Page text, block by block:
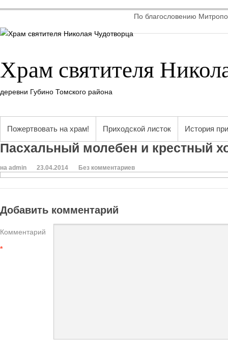
По благословению
Храм святителя
деревни Губино Томского района
Пожертвовать на храм! Приходской листок История
Пасхальный молебен и крестный
на admin 23.04.2014 Без комментариев
Добавить комментарий
Комментарий
*